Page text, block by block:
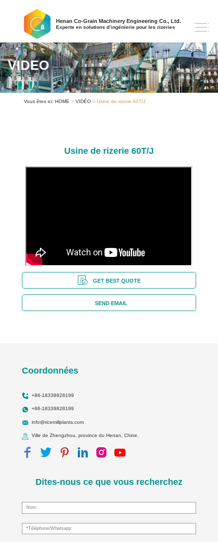
Henan Co-Grain Machinery Engineering Co., Ltd.
Experte en solutions d’ingénierie pour les rizeries
VIDEO
Vous êtes ici: HOME >VIDÉO > Usine de rizerie 60T/J
Usine de rizerie 60T/J
GET BEST QUOTE
SEND EMAIL
Coordonnées
+86-18339828199
+86-18339828199
info@ricemillplants.com
Ville de Zhengzhou, province du Henan, Chine.
Dites-nous ce que vous recherchez